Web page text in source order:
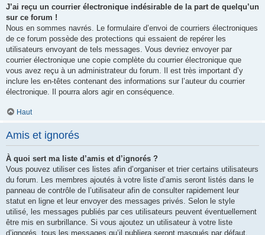
J’ai reçu un courrier électronique indésirable de la part de quelqu’un
sur ce forum !
Nous en sommes navrés. Le formulaire d’envoi de courriers électroniques
de ce forum possède des protections qui essaient de repérer les
utilisateurs envoyant de tels messages. Vous devriez envoyer par
courrier électronique une copie complète du courrier électronique que
vous avez reçu à un administrateur du forum. Il est très important d’y
inclure les en-têtes contenant des informations sur l’auteur du courrier
électronique. Il pourra alors agir en conséquence.
Haut
Amis et ignorés
À quoi sert ma liste d’amis et d’ignorés ?
Vous pouvez utiliser ces listes afin d’organiser et trier certains utilisateurs
du forum. Les membres ajoutés à votre liste d’amis seront listés dans le
panneau de contrôle de l’utilisateur afin de consulter rapidement leur
statut en ligne et leur envoyer des messages privés. Selon le style
utilisé, les messages publiés par ces utilisateurs peuvent éventuellement
être mis en surbrillance. Si vous ajoutez un utilisateur à votre liste
d’ignorés, tous les messages qu’il publiera seront masqués par défaut.